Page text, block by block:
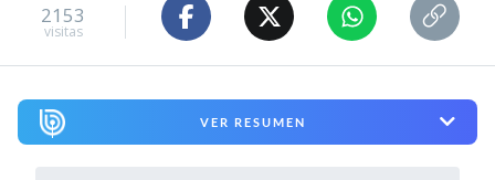
2153
visitas
VER RESUMEN